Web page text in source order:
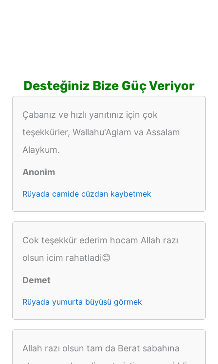
Desteğiniz Bize Güç Veriyor
Çabanız ve hızlı yanıtınız için çok
teşekkürler, Wallahu'Aglam va Assalam
Alaykum.
Anonim
Rüyada camide cüzdan kaybetmek
Cok teşekkür ederim hocam Allah razı
olsun icim rahatladi😊
Demet
Rüyada yumurta büyüsü görmek
Allah razı olsun tam da Berat sabahına